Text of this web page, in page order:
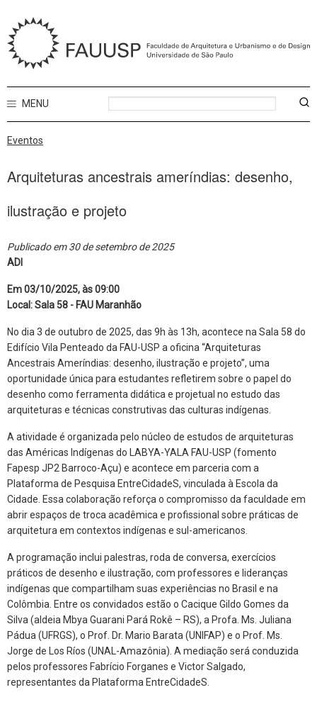
MENU
Eventos
Arquiteturas ancestrais ameríndias: desenho,
ilustração e projeto
Publicado em 30 de setembro de 2025
ADI
Em 03/10/2025, às 09:00
Local: Sala 58 - FAU Maranhão
No dia 3 de outubro de 2025, das 9h às 13h, acontece na Sala 58 do
Edifício Vila Penteado da FAU-USP a oficina “Arquiteturas
Ancestrais Ameríndias: desenho, ilustração e projeto”, uma
oportunidade única para estudantes refletirem sobre o papel do
desenho como ferramenta didática e projetual no estudo das
arquiteturas e técnicas construtivas das culturas indígenas.
A atividade é organizada pelo núcleo de estudos de arquiteturas
das Américas Indígenas do
LABYA-YALA FAU-USP (fomento
Fapesp JP2 Barroco-Açu) e acontece em parceria com a
Plataforma de Pesquisa EntreCidadeS, vinculada à Escola da
Cidade. Essa colaboração reforça o compromisso da faculdade em
abrir espaços de troca acadêmica e profissional sobre práticas de
arquitetura em contextos indígenas e sul-americanos.
A programação inclui palestras, roda de conversa, exercícios
práticos de desenho e ilustração, com professores e lideranças
indígenas que compartilham suas experiências no Brasil e na
Colômbia. Entre os convidados estão o Cacique Gildo Gomes da
Silva (aldeia Mbya Guarani Pará Rokê – RS), a Profa. Ms. Juliana
Pádua (UFRGS), o Prof. Dr. Mario Barata (UNIFAP) e o Prof. Ms.
Jorge de Los Ríos (UNAL-Amazônia). A mediação será conduzida
pelos professores Fabrício Forganes e Victor Salgado,
representantes da Plataforma EntreCidadeS.